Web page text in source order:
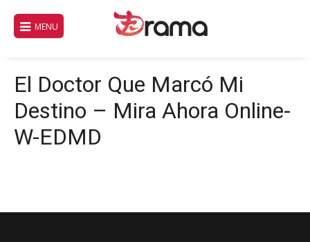
contenido
MENU
El Doctor Que Marcó Mi
Destino – Mira Ahora Online-
W-EDMD